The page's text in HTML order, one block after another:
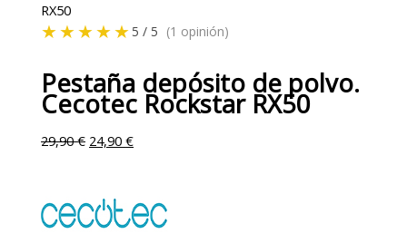
RX50
★★★★★ 5 / 5 (1 opinión)
Pestaña depósito de polvo.
Cecotec Rockstar RX50
29,90€ 24,90€